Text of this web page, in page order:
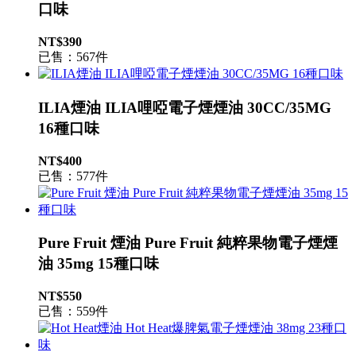
口味
NT$390
已售：567件
ILIA煙油 ILIA哩啞電子煙煙油 30CC/35MG
16種口味
NT$400
已售：577件
Pure Fruit 煙油 Pure Fruit 純粹果物電子煙煙
油 35mg 15種口味
NT$550
已售：559件